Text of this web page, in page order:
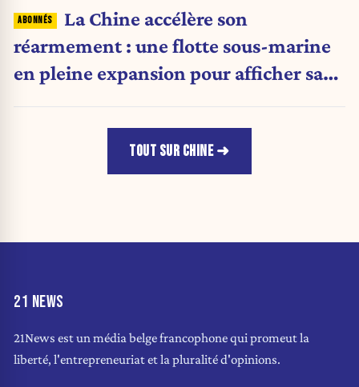
La Chine accélère son
réarmement : une flotte sous-marine
en pleine expansion pour afficher sa
TOUT SUR CHINE
21 NEWS
21News est un média belge francophone qui promeut la
liberté, l'entrepreneuriat et la pluralité d'opinions.